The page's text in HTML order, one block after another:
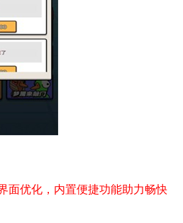
面优化，内置便捷功能助力畅快